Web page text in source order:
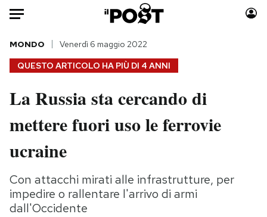
Auto
HOME
Italia
Politica
Tecnologia
Scienza
Cultura
Moda
Consumismi
Media
QUESTO ARTICOLO HA PIÙ DI 4 ANNI
MONDO Venerdì 6 maggio 2022
La Russia sta cercando di
mettere fuori uso le ferrovie
ucraine
Con attacchi mirati alle infrastrutture, per
impedire o rallentare l'arrivo di armi
dall'Occidente